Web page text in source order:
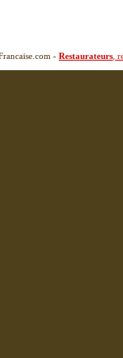
- Restaurateurs ,